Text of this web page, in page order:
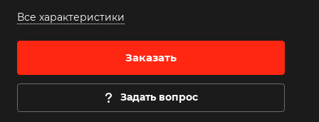
Все характеристики
Заказать
Задать вопрос